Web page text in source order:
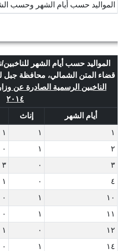
المواليد حسب أيام الشهر وحسب
المواليد حسب أيام الشهر
قضاء المتن الشمالي، محافظة جبل
الناخبين الرسمية الصادرة عن
٢٠١٤
أيام الشهر
إناث
١
١ ١
٢
١ ٠
٣
٠ ٣
٤
٠ ١
١٠
١ ٠
١١
١ ٠
١٢
٠ ١
١٤
١ ٠